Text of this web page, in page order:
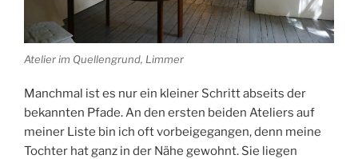
Atelier im Quellengrund, Limmer
Manchmal ist es nur ein kleiner Schritt abseits der
bekannten Pfade. An den ersten beiden Ateliers auf
meiner Liste bin ich oft vorbeigegangen, denn meine
Tochter hat ganz in der Nähe gewohnt. Sie liegen